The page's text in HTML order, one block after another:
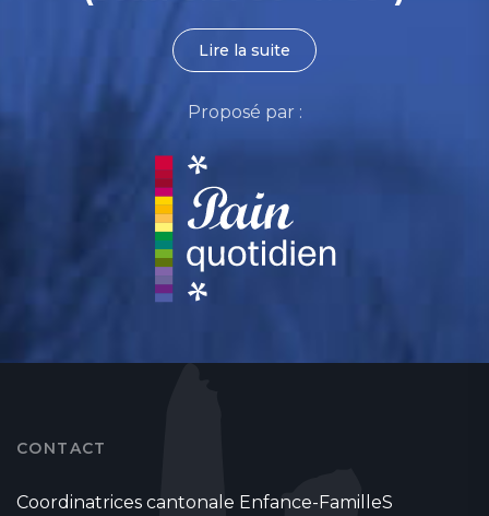
Lire la suite
Proposé par :
CONTACT
Coordinatrices cantonale Enfance-FamilleS